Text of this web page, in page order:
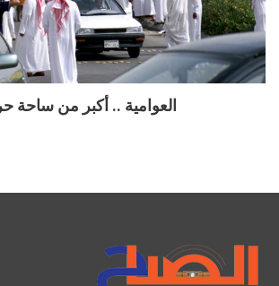
العوامية .. أكبر من ساحة